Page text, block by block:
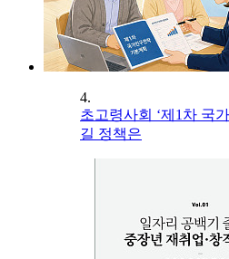
4.
초고령사회 ‘제1차 국
길 정책은